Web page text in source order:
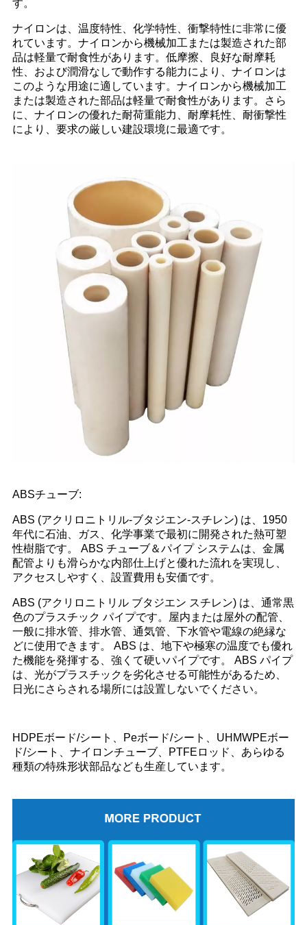
す。
ナイロンは、温度特性、化学特性、衝撃特性に非常に優
れています。ナイロンから機械加工または製造された部
品は軽量で耐食性があります。低摩擦、良好な耐摩耗
性、および潤滑なしで動作する能力により、ナイロンは
このような用途に適しています。ナイロンから機械加工
または製造された部品は軽量で耐食性があります。さら
に、ナイロンの優れた耐荷重能力、耐摩耗性、耐衝撃性
により、要求の厳しい建設環境に最適です。
ABSチューブ:
ABS (アクリロニトリル-ブタジエン-スチレン) は、1950
年代に石油、ガス、化学事業で最初に開発された熱可塑
性樹脂です。 ABS チューブ＆パイプ システムは、金属
配管よりも滑らかな内部仕上げと優れた流れを実現し、
アクセスしやすく、設置費用も安価です。
ABS (アクリロニトリル ブタジエン スチレン) は、通常黒
色のプラスチック パイプです。屋内または屋外の配管、
一般に排水管、排水管、通気管、下水管や電線の絶縁な
どに使用できます。 ABS は、地下や極寒の温度でも優れ
た機能を発揮する、強くて硬いパイプです。 ABS パイプ
は、光がプラスチックを劣化させる可能性があるため、
日光にさらされる場所には設置しないでください。
HDPEボード/シート、Peボード/シート、UHMWPEボー
ド/シート、ナイロンチューブ、PTFEロッド、あらゆる
種類の特殊形状部品なども生産しています。